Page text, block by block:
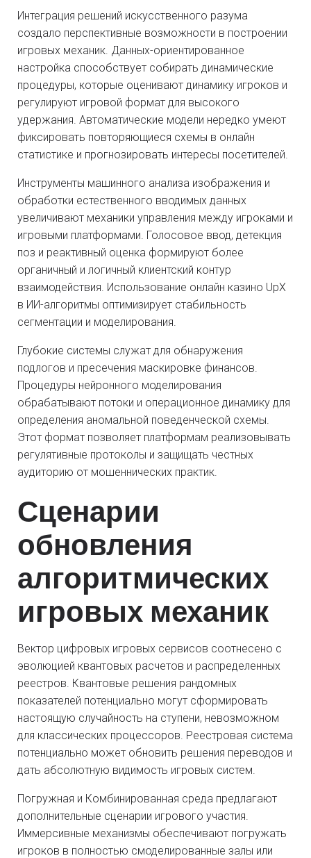
Интеграция решений искусственного разума
создало перспективные возможности в построении
игровых механик. Данных-ориентированное
настройка способствует собирать динамические
процедуры, которые оценивают динамику игроков и
регулируют игровой формат для высокого
удержания. Автоматические модели нередко умеют
фиксировать повторяющиеся схемы в онлайн
статистике и прогнозировать интересы посетителей.
Инструменты машинного анализа изображения и
обработки естественного вводимых данных
увеличивают механики управления между игроками и
игровыми платформами. Голосовое ввод, детекция
поз и реактивный оценка формируют более
органичный и логичный клиентский контур
взаимодействия. Использование онлайн казино UpX
в ИИ-алгоритмы оптимизирует стабильность
сегментации и моделирования.
Глубокие системы служат для обнаружения
подлогов и пресечения маскировке финансов.
Процедуры нейронного моделирования
обрабатывают потоки и операционное динамику для
определения аномальной поведенческой схемы.
Этот формат позволяет платформам реализовывать
регулятивные протоколы и защищать честных
аудиторию от мошеннических практик.
Сценарии
обновления
алгоритмических
игровых механик
Вектор цифровых игровых сервисов соотнесено с
эволюцией квантовых расчетов и распределенных
реестров. Квантовые решения рандомных
показателей потенциально могут сформировать
настоящую случайность на ступени, невозможном
для классических процессоров. Реестровая система
потенциально может обновить решения переводов и
дать абсолютную видимость игровых систем.
Погружная и Комбинированная среда предлагают
дополнительные сценарии игрового участия.
Иммерсивные механизмы обеспечивают погружать
игроков в полностью смоделированные залы или